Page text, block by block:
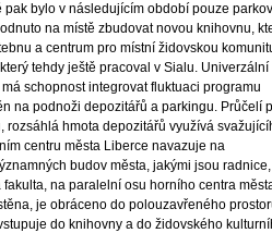
bylo v následujícím období pouze
na místě zbudovat novou knihovnu,
a centrum pro místní židovskou
tehdy ještě pracoval v Sialu. Univerzální
schopnost integrovat fluktuaci programu
na podnoži depozitářů a parkingu. Průčelí
rozsáhlá hmota depozitářů využívá
centru města Liberce navazuje na
budov města, jakými jsou radnice,
na paralelní osu horního centra
je obráceno do polouzavřeného
do knihovny a do židovského